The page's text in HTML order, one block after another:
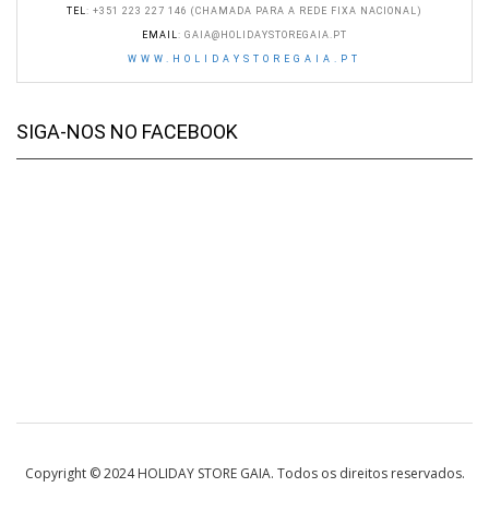
TEL : +351 223 227 146 (CHAMADA PARA A REDE FIXA NACIONAL)
EMAIL : GAIA@HOLIDAYSTOREGAIA.PT
WWW.HOLIDAYSTOREGAIA.PT
SIGA-NOS NO FACEBOOK
Copyright © 2024 HOLIDAY STORE GAIA. Todos os direitos reservados.